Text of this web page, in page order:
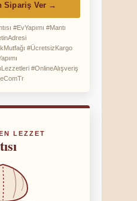
LEZZET
Sipariş Ver →
#EvYapımı #Mantı
#ÜcretsizKargo
#OnlineAlışveriş